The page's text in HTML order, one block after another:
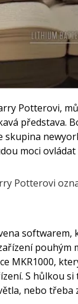
Potterovi,
představa.
skupina
moci ovládat
Potterovi
pouhým
MKR1000,
S hůlkou
nebo třeba